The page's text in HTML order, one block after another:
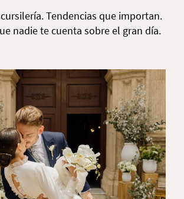
Tendencias que importan.
nadie te cuenta sobre el gran día.